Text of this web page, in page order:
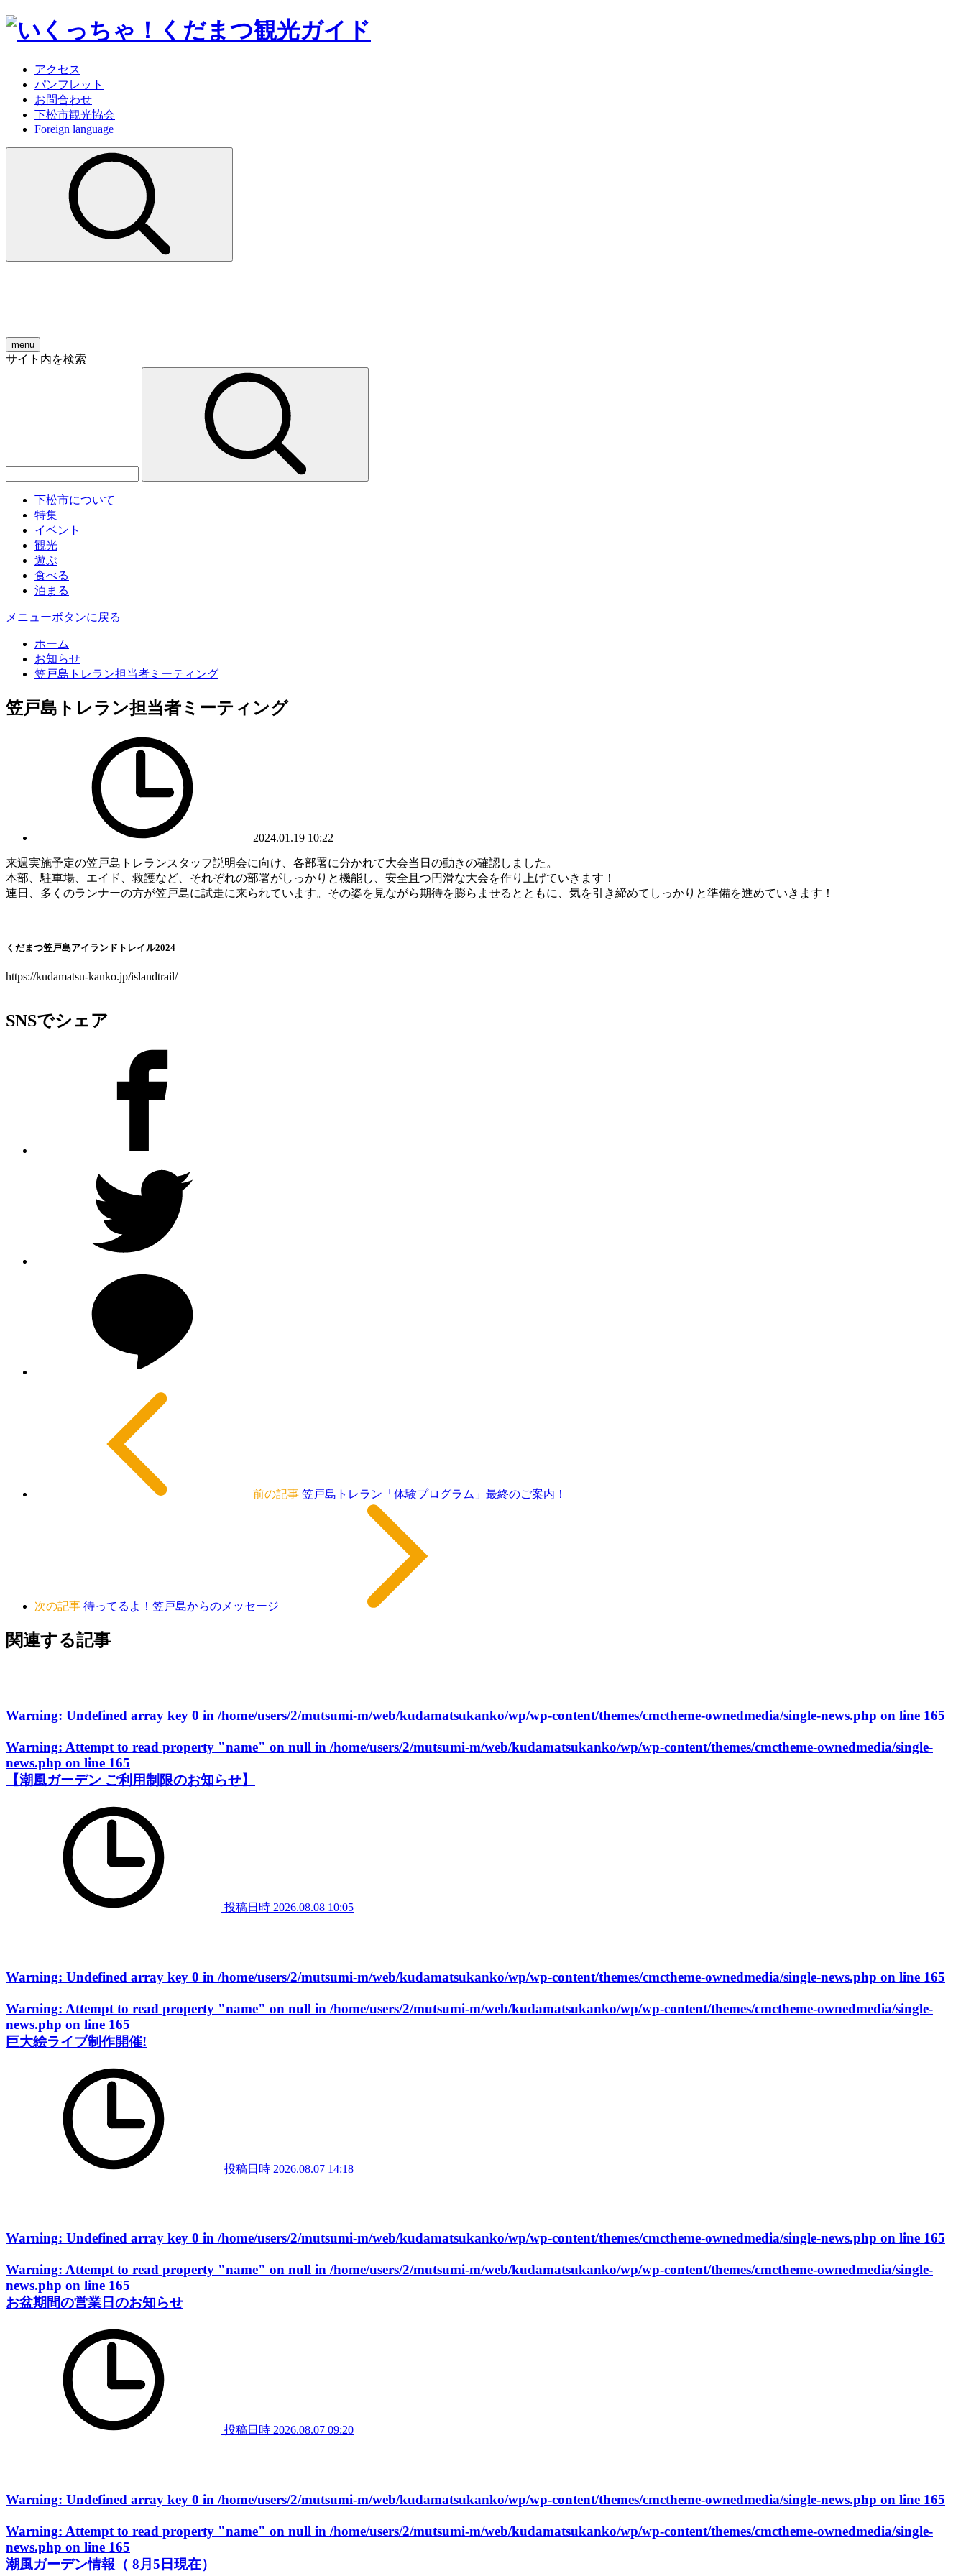
アクセス
パンフレット
お問合わせ
下松市観光協会
Foreign language
menu
サイト内を検索
下松市について
特集
イベント
観光
遊ぶ
食べる
泊まる
メニューボタンに戻る
ホーム
お知らせ
笠戸島トレラン担当者ミーティング
笠戸島トレラン担当者ミーティング
2024.01.19 10:22
来週実施予定の笠戸島トレランスタッフ説明会に向け、各部署に分かれて大会当日の動きの確認しました。
本部、駐車場、エイド、救護など、それぞれの部署がしっかりと機能し、安全且つ円滑な大会を作り上げていきます！
連日、多くのランナーの方が笠戸島に試走に来られています。その姿を見ながら期待を膨らませるとともに、気を引き締めてしっかりと準備を進めていきます！
くだまつ笠戸島アイランドトレイル2024
https://kudamatsu-kanko.jp/islandtrail/
SNSでシェア
前の記事 笠戸島トレラン「体験プログラム」最終のご案内！
次の記事 待ってるよ！笠戸島からのメッセージ
関連する記事
Warning: Undefined array key 0 in /home/users/2/mutsumi-m/web/kudamatsukanko/wp/wp-content/themes/cmctheme-ownedmedia/single-news.php on line 165
Warning: Attempt to read property "name" on null in /home/users/2/mutsumi-m/web/kudamatsukanko/wp/wp-content/themes/cmctheme-ownedmedia/single-
news.php on line 165
【潮風ガーデン ご利用制限のお知らせ】
投稿日時 2026.08.08 10:05
Warning: Undefined array key 0 in /home/users/2/mutsumi-m/web/kudamatsukanko/wp/wp-content/themes/cmctheme-ownedmedia/single-news.php on line 165
Warning: Attempt to read property "name" on null in /home/users/2/mutsumi-m/web/kudamatsukanko/wp/wp-content/themes/cmctheme-ownedmedia/single-
news.php on line 165
巨大絵ライブ制作開催!
投稿日時 2026.08.07 14:18
Warning: Undefined array key 0 in /home/users/2/mutsumi-m/web/kudamatsukanko/wp/wp-content/themes/cmctheme-ownedmedia/single-news.php on line 165
Warning: Attempt to read property "name" on null in /home/users/2/mutsumi-m/web/kudamatsukanko/wp/wp-content/themes/cmctheme-ownedmedia/single-
news.php on line 165
お盆期間の営業日のお知らせ
投稿日時 2026.08.07 09:20
Warning: Undefined array key 0 in /home/users/2/mutsumi-m/web/kudamatsukanko/wp/wp-content/themes/cmctheme-ownedmedia/single-news.php on line 165
Warning: Attempt to read property "name" on null in /home/users/2/mutsumi-m/web/kudamatsukanko/wp/wp-content/themes/cmctheme-ownedmedia/single-
news.php on line 165
潮風ガーデン情報（ 8月5日現在）